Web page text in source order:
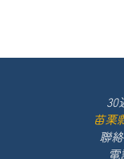
30
苗栗
聯
電